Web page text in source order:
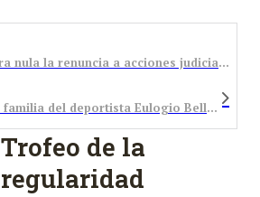
Una sentencia declara nula la renuncia a acciones judiciales por los canjes de banco Ceiss
Agradecimiento de la familia del deportista Eulogio Bello, ‘Logi’
Trofeo de la
regularidad